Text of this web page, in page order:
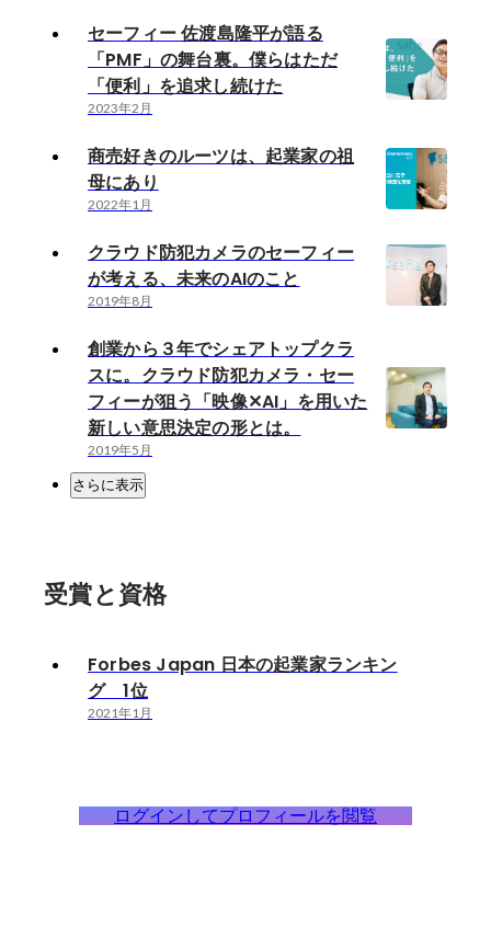
セーフィー 佐渡島隆平が語る
「PMF」の舞台裏。僕らはただ
「便利」を追求し続けた
2023年2月
商売好きのルーツは、起業家の祖
母にあり
2022年1月
クラウド防犯カメラのセーフィー
が考える、未来のAIのこと
2019年8月
創業から３年でシェアトップクラ
スに。クラウド防犯カメラ・セー
フィーが狙う「映像✕AI」を用いた
新しい意思決定の形とは。
2019年5月
さらに表示
受賞と資格
Forbes Japan 日本の起業家ランキン
グ 1位
2021年1月
ログインしてプロフィールを閲覧